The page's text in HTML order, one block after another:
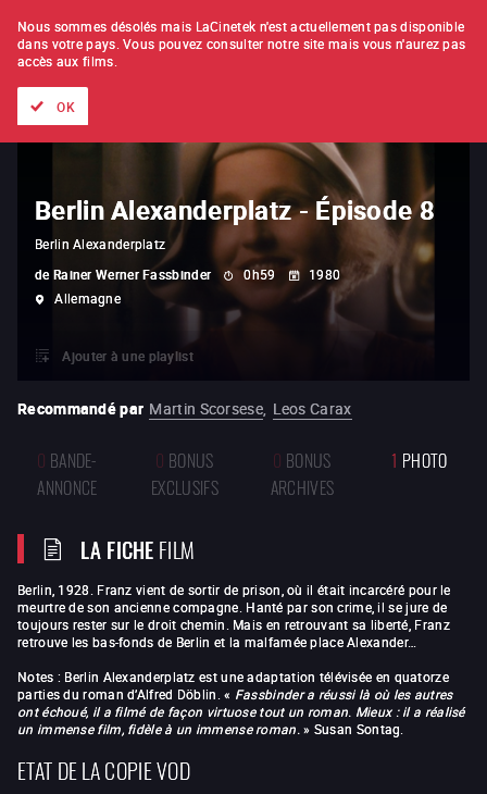
À L'UNITÉ ABONNEMENT
Berlin Alexanderplatz - Épisode 8
Berlin Alexanderplatz
de Rainer Werner Fassbinder 0h59
1980
Allemagne
Ajouter à une playlist
Recommandé par Martin Scorsese, Leos Carax
0 BANDE-
ANNONCE
0 BONUS
EXCLUSIFS
0 BONUS
ARCHIVES
1 PHOTO
LA FICHEFILM
Berlin, 1928. Franz vient de sortir de prison, où il était incarcéré pour le
meurtre de son ancienne compagne. Hanté par son crime, il se jure de
toujours rester sur le droit chemin. Mais en retrouvant sa liberté, Franz
retrouve les bas-fonds de Berlin et la malfamée place Alexander…
Notes : Berlin Alexanderplatz est une adaptation télévisée en quatorze
parties du roman d’Alfred Döblin. « Fassbinder a réussi là où les autres
ont échoué, il a filmé de façon virtuose tout un roman. Mieux : il a réalisé
un immense film, fidèle à un immense roman.» Susan Sontag.
ETAT DE LA COPIE VOD
Nous sommes désolés mais LaCinetek n'est actuellement pas disponible
dans votre pays. Vous pouvez consulter notre site mais vous n'aurez pas
accès aux films.
OK